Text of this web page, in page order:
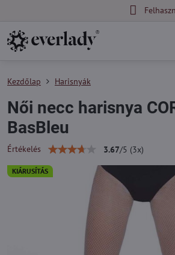
KIÁRUSÍTÁS
Kezdőlap Harisnyák
Női necc harisnya
BasBleu
Értékelés 3.67/5 (3x)